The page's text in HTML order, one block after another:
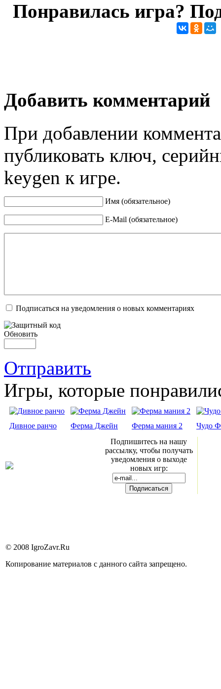
Понравилась игра?
Добавить комментарий
При добавлении
публиковать ключ,
keygen к игре.
Имя (обязательное)
E-Mail (обязательное)
Подписаться на уведомления о новых комментариях
Обновить
Отправить
Игры, которые
Дивное ранчо Ферма Джейн Ферма мания 2
Чудо
Подпишитесь на нашу
рассылку, чтобы получать
уведомления о выходе
новых игр:
© 2008 IgroZavr.Ru
Копирование материалов с данного сайта запрещено.